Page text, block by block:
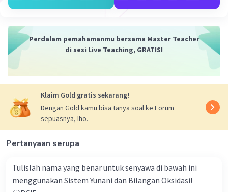
Iklan
Perdalam pemahamanmu bersama Master Teacher
di sesi Live Teaching, GRATIS!
Klaim Gold gratis sekarang!
Dengan Gold kamu bisa tanya soal ke Forum
sepuasnya, lho.
Pertanyaan serupa
Tulislah nama yang benar untuk senyawa di bawah ini
menggunakan Sistem Yunani dan Bilangan Oksidasi!